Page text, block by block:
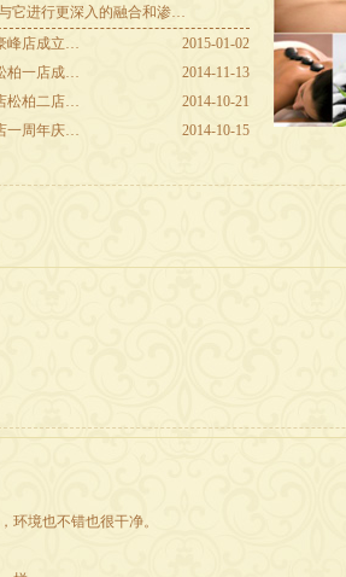
它进行更深入的融合和渗…
2015-01-02
峰店成立…
2014-11-13
柏一店成…
2014-10-21
松柏二店…
2014-10-15
一周年庆…
环境也不错也很干净。